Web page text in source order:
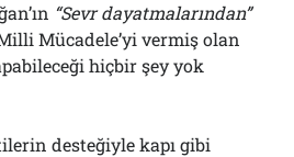
“Sevr dayatmalarından”
Mücadele’yi vermiş olan
hiçbir şey yok
desteğiyle kapı gibi